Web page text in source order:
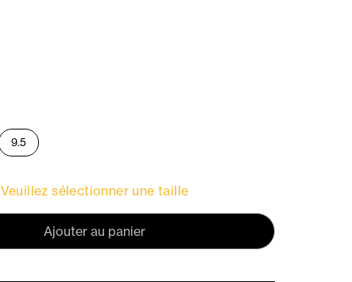
9.5
Veuillez sélectionner une taille
Ajouter au panier